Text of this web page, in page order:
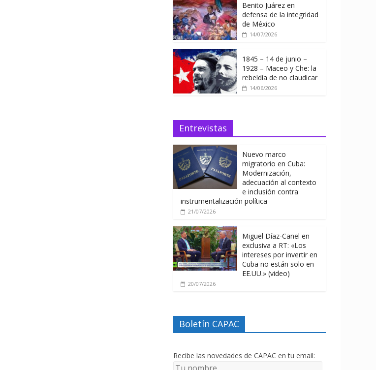
Benito Juárez en
defensa de la integridad
de México
14/07/2026
1845 – 14 de junio –
1928 – Maceo y Che: la
rebeldía de no claudicar
14/06/2026
Entrevistas
Nuevo marco
migratorio en Cuba:
Modernización,
adecuación al contexto
e inclusión contra
instrumentalización política
21/07/2026
Miguel Díaz-Canel en
exclusiva a RT: «Los
intereses por invertir en
Cuba no están solo en
EE.UU.» (video)
20/07/2026
Boletín CAPAC
Recibe las novedades de CAPAC en tu email: